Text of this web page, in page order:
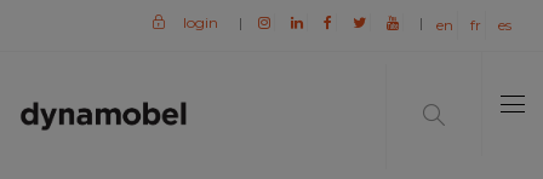
login | | en fr es